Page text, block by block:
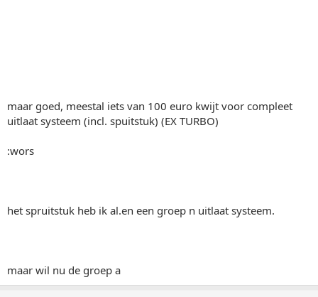
maar goed, meestal iets van 100 euro kwijt voor compleet
uitlaat systeem (incl. spuitstuk) (EX TURBO)
:wors
het spruitstuk heb ik al.en een groep n uitlaat systeem.
maar wil nu de groep a